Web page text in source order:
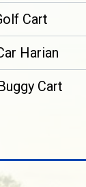
Cart
Harian
Cart